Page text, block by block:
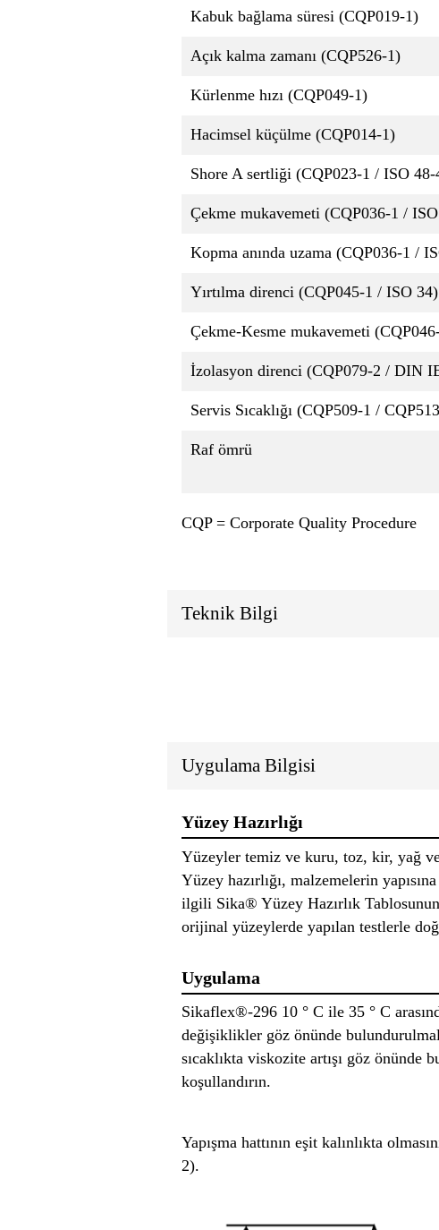
Kabuk bağlama süresi (CQP019-1)
Açık kalma zamanı (CQP526-1)
Kürlenme hızı (CQP049-1)
Hacimsel küçülme (CQP014-1)
Shore A sertliği (CQP023-1 / ISO 48-
Çekme mukavemeti (CQP036-1 /
Kopma anında uzama (CQP036-1 /
Yırtılma direnci (CQP045-1 / ISO 34)
Çekme-Kesme mukavemeti
İzolasyon direnci (CQP079-2 / DIN
Servis Sıcaklığı (CQP509-1 /
Raf ömrü
CQP = Corporate Quality Procedure
Teknik Bilgi
Uygulama Bilgisi
Yüzey Hazırlığı
Yüzeyler temiz ve kuru, toz, kir, yağ ve
Yüzey hazırlığı, malzemelerin
ilgili Sika® Yüzey Hazırlık
orijinal yüzeylerde yapılan testlerle
Uygulama
Sikaflex®-296 10 ° C ile 35 ° C
değişiklikler göz önünde
sıcaklıkta viskozite artışı göz önünde
koşullandırın.
Yapışma hattının eşit kalınlıkta
2).